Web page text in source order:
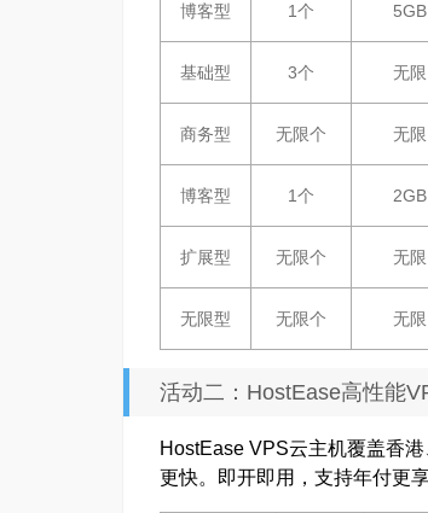
博客型 1个 5GB
基础型 3个 无限
商务型 无限个 无限
博客型 1个 2GB
扩展型 无限个 无限
无限型 无限个 无限
活动二：HostEase高性能
HostEase VPS云主机覆盖香
更快。即开即用，支持年付更